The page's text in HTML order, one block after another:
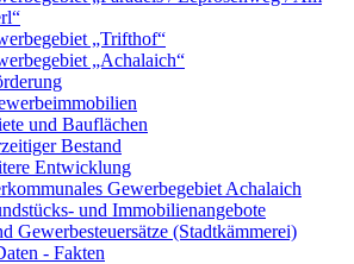
„Trifthof“
„Achalaich“
und Bauflächen
Bestand
Entwicklung
Gewerbegebiet Achalaich
und Immobilienangebote
Gewerbesteuersätze (Stadtkämmerei)
- Fakten